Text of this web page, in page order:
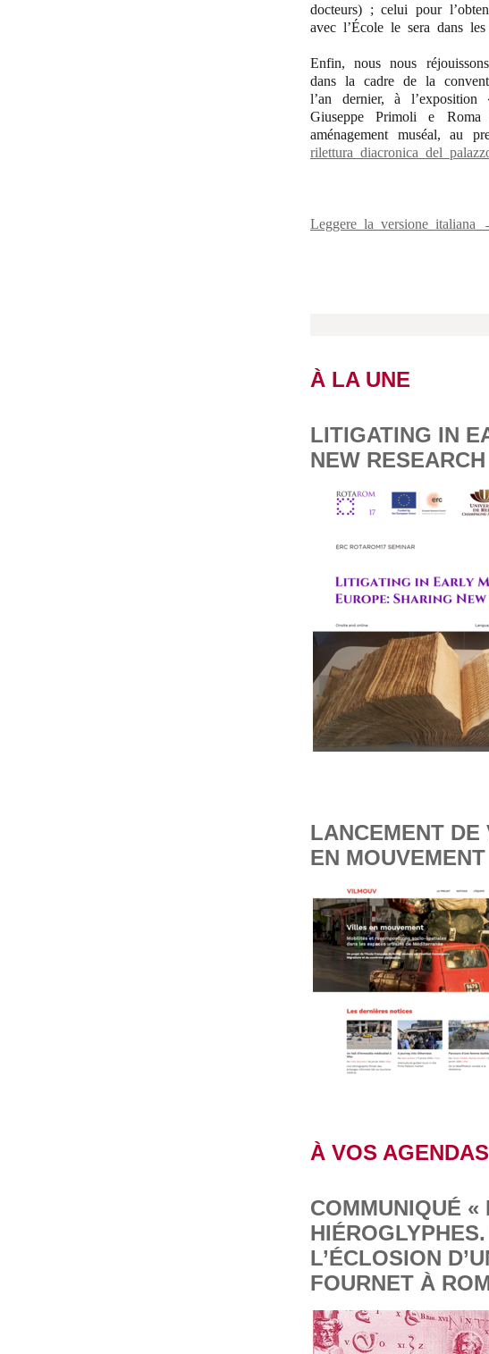
docteurs) ; celui pour
avec l’École le sera dans
Enfin, nous nous
dans la cadre de la
l’an dernier, à l’exposition
Giuseppe Primoli e
aménagement muséal, au
rilettura diacronica del
Leggere la versione italiana
À LA UNE
LITIGATING IN
NEW RESEARCH
LANCEMENT
EN MOUVEMENT
À VOS AGENDAS
COMMUNIQUÉ «
L’ÉCLOSION
FOURNET À